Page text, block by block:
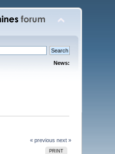
News:
« previous next »
PRINT